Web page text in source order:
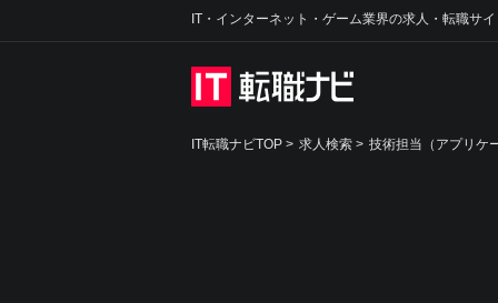
IT・インターネット・ゲーム業界の求人・転職サ
IT転職ナビTOP > 求人検索 > 技術担当（アプリケ